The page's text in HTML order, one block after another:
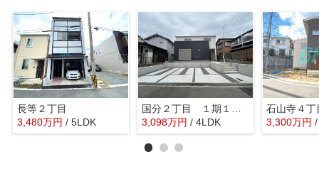
長等２丁目
3,480万円 / 5LDK
3,098万円 / 4LDK 3,300万円